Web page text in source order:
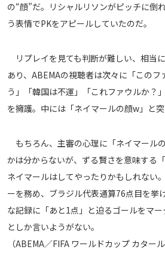
プライバシーポリシー
お問い合わせ
Share
の“顔”だ。リシャルリソンがピッチに倒
う表情でPKをアピールしていたのだ。
リプレイを見ても判断が難しい、相当
あり、ABEMAの視聴者は次々に「この
う」「韓国は不運」「これファウルか？
を擁護。中には「ネイマールの顔w」と突
もちろん、主審の心理に「ネイマール
かは分からないが、ずる賢さを意味する
ネイマールはしてやったりかもしれない
ーを務め、ブラジル代表通算76点目を挙
な記録に「あと1点」と迫るゴールをマ
としか言いようがない。
（ABEMA／FIFA ワールドカップ カタール